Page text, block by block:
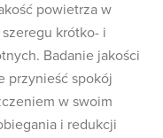
powietrza w
krótko- i
Badanie jakości
przynieść spokój
w swoim
i redukcji